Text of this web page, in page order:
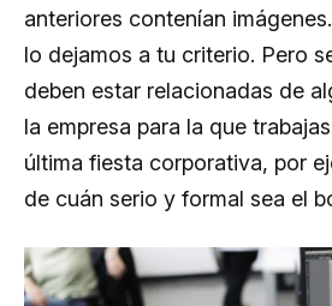
anteriores contenían
lo dejamos a tu criterio. Pero
deben estar relacionadas de
la empresa para la que
última fiesta corporativa, por
de cuán serio y formal sea el